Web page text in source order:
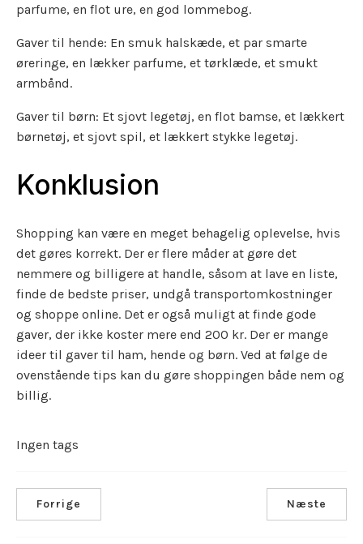
parfume, en flot ure, en god lommebog.
Gaver til hende: En smuk halskæde, et par smarte
øreringe, en lækker parfume, et tørklæde, et smukt
armbånd.
Gaver til børn: Et sjovt legetøj, en flot bamse, et lækkert
børnetøj, et sjovt spil, et lækkert stykke legetøj.
Konklusion
Shopping kan være en meget behagelig oplevelse, hvis
det gøres korrekt. Der er flere måder at gøre det
nemmere og billigere at handle, såsom at lave en liste,
finde de bedste priser, undgå transportomkostninger
og shoppe online. Det er også muligt at finde gode
gaver, der ikke koster mere end 200 kr. Der er mange
ideer til gaver til ham, hende og børn. Ved at følge de
ovenstående tips kan du gøre shoppingen både nem og
billig.
Ingen tags
Forrige Næste